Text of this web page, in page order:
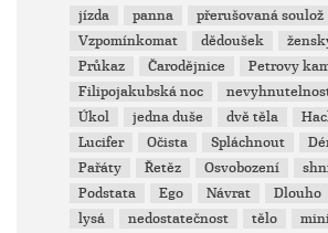
jízda
panna přerušovaná soulož
Vzpomínkomat
dědoušek
Průkaz
Čarodějnice
Petrovy
Filipojakubská noc
Úkol
jedna duše dvě těla
Lucifer
Očista Spláchnout
Pařáty
Řetěz Osvobození
Podstata
Ego Návrat Dlouho
lysá
nedostatečnost tělo